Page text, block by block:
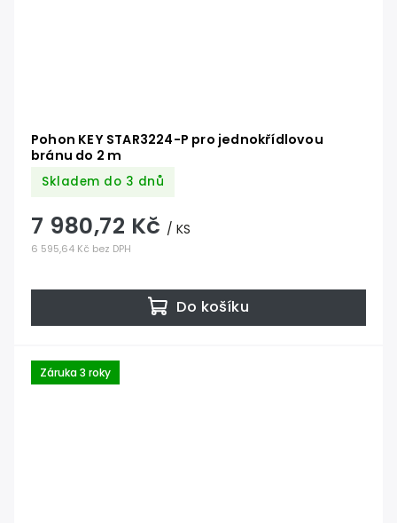
Pohon KEY STAR3224-P pro jednokřídlovou
bránu do 2 m
Skladem do 3 dnů
6 595,64 Kč bez DPH
7 980,72 Kč / KS
Do košíku
Záruka 3 roky